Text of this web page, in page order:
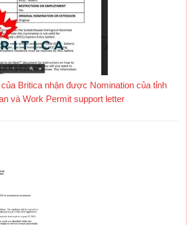
Britica nhận được Nomination của tỉnh
và Work Permit support letter